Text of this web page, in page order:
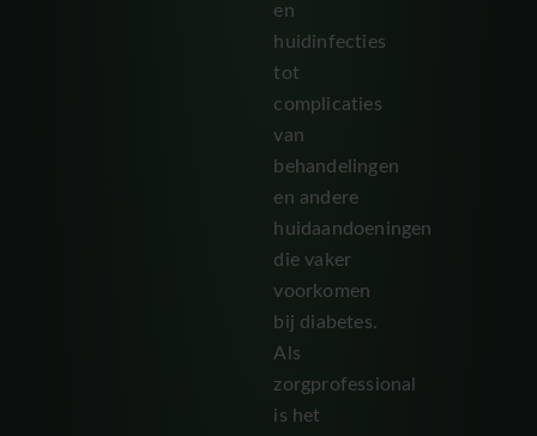
en
huidinfecties
tot
complicaties
van
behandelingen
en andere
huidaandoeningen
die vaker
voorkomen
bij diabetes.
Als
zorgprofessional
is het